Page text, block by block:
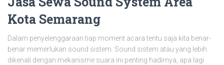
Kota Semarang
Dalam penyelenggaraan tiap moment acara tentu saja kita benar-
benar memerlukan sound sistem. Sound sistem atau yang lebih
dikenali dengan mekanisme suara ini penting hadirnya, apa lagi